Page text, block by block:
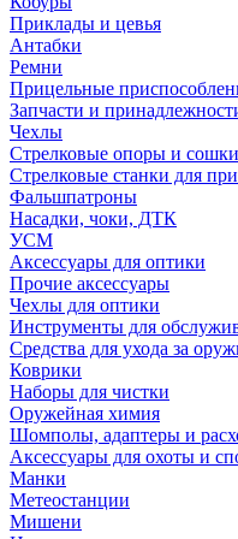
Приклады и цевья
Антабки
Ремни
Прицельные
Запчасти и
Чехлы
Стрелковые опоры и сошки
Стрелковые станки для
Фальшпатроны
Насадки, чоки, ДТК
УСМ
Аксессуары для оптики
Прочие аксессуары
Чехлы для оптики
Инструменты для
Средства для ухода за
Коврики
Наборы для чистки
Оружейная химия
Шомполы, адаптеры и
Аксессуары для охоты и
Манки
Метеостанции
Мишени